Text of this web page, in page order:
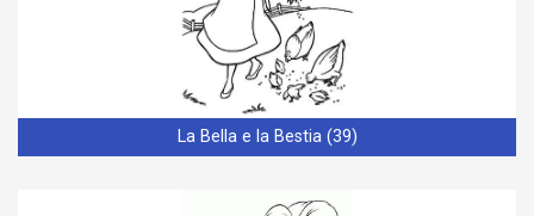
La Bella e la Bestia (39)